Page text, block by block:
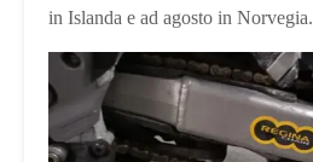
in Islanda e ad agosto in Norvegia.